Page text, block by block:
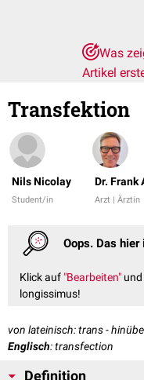
Was
Artikel
Transfektion
Nils Nicolay
Student/in
Dr. Frank
Arzt | Ärztin
Oops. Das
Klick auf "Bearbeiten"
longissimus!
von lateinisch: trans -
Englisch: transfection
Definition